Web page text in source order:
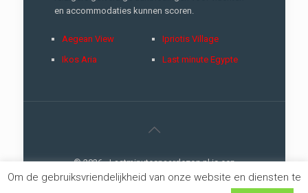
en accommodaties kunnen scoren.
Aegean View
Ikos Aria
Ipriotis Village
Last minute Egypte
© 2026 - Lastminutesnaardezon.nl is een
://creativemarketingconcept |Privacy
Om de gebruiksvriendelijkheid van onze website en diensten te